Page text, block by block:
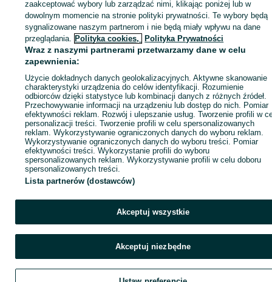
Zaloguj się lub załóż konto na OLX, aby skontaktować się z
sprzedającym
Zaloguj się / Załóż konto
Zadzwoń / SMS Wyślij wiadomość
zaakceptować wybory lub zarządzać nimi, klikając poniżej lub w
dowolnym momencie na stronie polityki prywatności. Te wybory będą
sygnalizowane naszym partnerom i nie będą miały wpływu na dane
przeglądania. Polityka cookies, Polityka Prywatności
Wraz z naszymi partnerami przetwarzamy dane w celu
zapewnienia:
Użycie dokładnych danych geolokalizacyjnych. Aktywne skanowanie
charakterystyki urządzenia do celów identyfikacji. Rozumienie
odbiorców dzięki statystyce lub kombinacji danych z różnych źródeł.
Przechowywanie informacji na urządzeniu lub dostęp do nich. Pomiar
efektywności reklam. Rozwój i ulepszanie usług. Tworzenie profili w
personalizacji treści. Tworzenie profili w celu spersonalizowanych
reklam. Wykorzystywanie ograniczonych danych do wyboru reklam.
Wykorzystywanie ograniczonych danych do wyboru treści. Pomiar
efektywności treści. Wykorzystanie profili do wyboru
spersonalizowanych reklam. Wykorzystywanie profili w celu doboru
spersonalizowanych treści.
Lista partnerów (dostawców)
Akceptuj wszystkie
Akceptuj niezbędne